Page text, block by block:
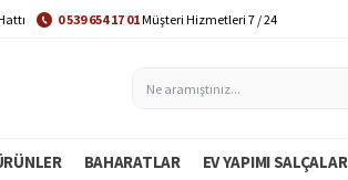
0 539 654 17 01Müşteri Hizmetleri 7 / 24
BAHARATLAR EV YAPIMI SALÇALAR